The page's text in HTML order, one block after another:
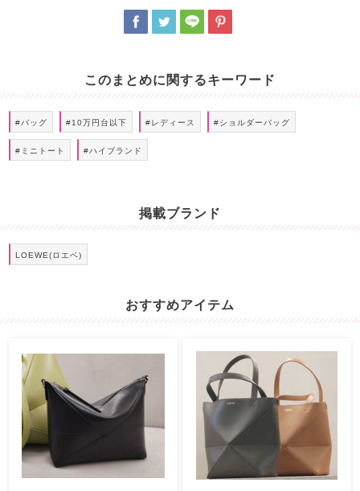
このまとめに関するキーワード
#バッグ #10万円台以下 #レディース #ショルダーバッグ
#ミニトート #ハイブランド
掲載ブランド
LOEWE(ロエベ)
おすすめアイテム